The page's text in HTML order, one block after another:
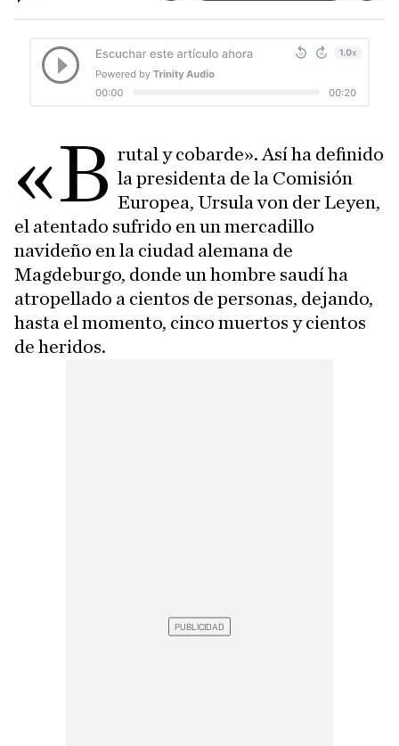
«b rutal y cobarde». Así ha definido
la presidenta de la Comisión
Europea, Ursula von der Leyen,
el atentado sufrido en un mercadillo
navideño en la ciudad alemana de
Magdeburgo, donde un hombre saudí ha
atropellado a cientos de personas, dejando,
hasta el momento, cinco muertos y cientos
de heridos.